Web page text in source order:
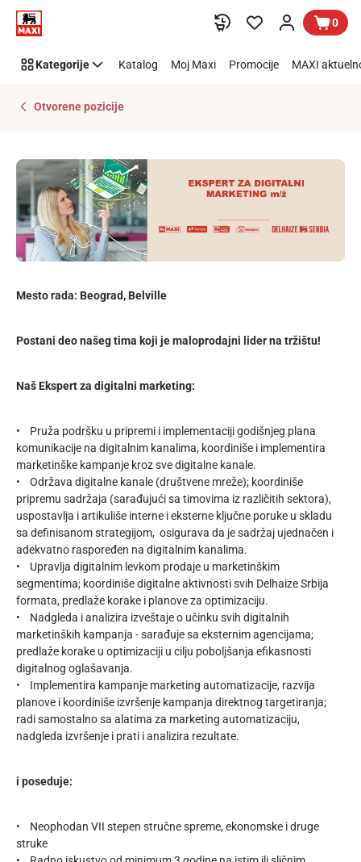
Preskoči link
Ekspert
marketing
0
Kategorije Katalog Moj Maxi Promocije MAXI
Otvorene pozicije
Mesto rada: Beograd, Belville
Postani deo našeg tima koji je maloprodajni lider na tržištu!
Naš Ekspert za digitalni marketing:
• Pruža podršku u pripremi i implementaciji godišnjeg plana
komunikacije na digitalnim kanalima, koordiniše i implementira
marketinške kampanje kroz sve digitalne kanale.
• Održava digitalne kanale (društvene mreže); koordiniše
pripremu sadržaja (sarađujući sa timovima iz različitih sektora),
uspostavlja i artikuliše interne i eksterne ključne poruke u skladu
sa definisanom strategijom, osigurava da je sadržaj ujednačen i
adekvatno raspoređen na digitalnim kanalima.
• Upravlja digitalnim levkom prodaje u marketinškim
segmentima; koordiniše digitalne aktivnosti svih Delhaize Srbija
formata, predlaže korake i planove za optimizaciju.
• Nadgleda i analizira izveštaje o učinku svih digitalnih
marketinških kampanja - sarađuje sa eksternim agencijama;
predlaže korake u optimizaciji u cilju poboljšanja efikasnosti
digitalnog oglašavanja.
• Implementira kampanje marketing automatizacije, razvija
planove i koordiniše izvršenje kampanja direktnog targetiranja;
radi samostalno sa alatima za marketing automatizaciju,
nadgleda izvršenje i prati i analizira rezultate.
i poseduje:
• Neophodan VII stepen stručne spreme, ekonomske i druge
struke